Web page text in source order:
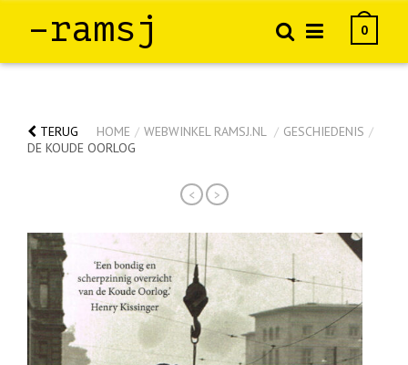
–ramsj 0
TERUG HOME / WEBWINKEL RAMSJ.NL / GESCHIEDENIS /
DE KOUDE OORLOG
< >